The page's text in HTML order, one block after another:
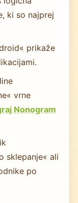
ki so najprej
prikaže
vrne
Nonogram
sklepanje« ali
po